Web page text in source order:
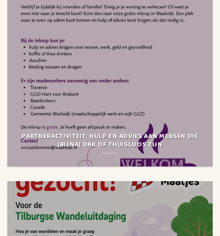
PARTNERACTIVITEIT: HULP EN ADVIES AAN MENSEN DIE
(BIJNA) DAK OF THUISLOOS ZIJN